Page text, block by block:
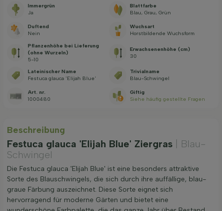
Immergrün
Ja
Blattfarbe
Blau, Grau, Grün
Duftend
Nein
Wuchsart
Horstbildende Wuchsform
Pflanzenhöhe bei Lieferung
(ohne Wurzeln)
5-10
Erwachsenenhöhe (cm)
30
Lateinischer Name
Festuca glauca 'Elijah Blue'
Trivialname
Blau-Schwingel
Art. nr.
1000480
Giftig
Siehe häufig gestellte Fragen
Beschreibung
Festuca glauca 'Elijah Blue' Ziergras
| Blau-
Schwingel
Die Festuca glauca 'Elijah Blue' ist eine besonders attraktive
Sorte des Blauschwingels, die sich durch ihre auffällige, blau-
graue Färbung auszeichnet. Diese Sorte eignet sich
hervorragend für moderne Gärten und bietet eine